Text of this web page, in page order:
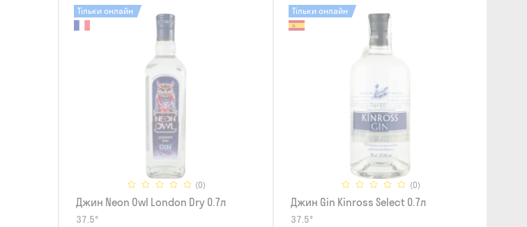
(0)
Тільки онлайн
Джин Neon Owl London Dry 0.7л
37.5°
(0)
Тільки онлайн
Джин Gin Kinross Select 0.7л
37.5°